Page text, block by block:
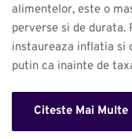
alimentelor, este o
perverse si de durata.
instaureaza inflatia si
putin ca inainte de
Citeste Mai Multe